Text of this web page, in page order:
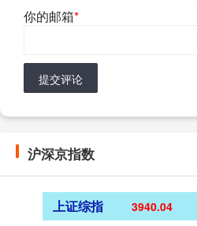
你的邮箱*
提交评论
沪深京指数
上证综指 3940.04